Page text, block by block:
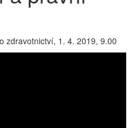
zdravotnictví, 1. 4. 2019, 9.00